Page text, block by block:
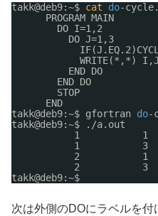
takk@deb9:~$ cat do-
PROGRAM MAIN
DO I=1,2
DO J=1,3
WRITE(*,*) I,J
END DO
END DO
STOP
END
takk@deb9:~$ gfortran do-
takk@deb9:~$ . /a.out
1           1
1           3
2           1
2           3
takk@deb9:~$
次は外側のDOにラベルを